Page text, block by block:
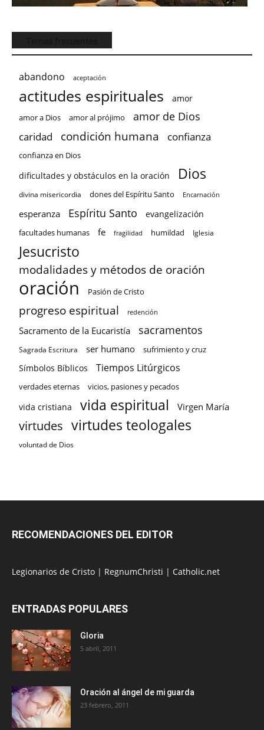
abandono aceptación
actitudes espirituales amor
amor a Dios amor al prójimo amor de Dios
caridad condición humana confianza
confianza en Dios
dificultades y obstáculos en la oración Dios
divina misericordia dones del Espíritu Santo Encarnación
esperanza Espíritu Santo evangelización
facultades humanas fe fragilidad humildad Iglesia
Jesucristo
modalidades y métodos de oración
oración Pasión de Cristo
progreso espiritual redención
Sacramento de la Eucaristía sacramentos
Sagrada Escritura ser humano sufrimiento y cruz
Símbolos Bíblicos Tiempos Litúrgicos
verdades eternas vicios, pasiones y pecados
vida cristiana vida espiritual Virgen María
virtudes virtudes teologales
voluntad de Dios
RECOMENDACIONES DEL EDITOR
Legionarios de Cristo | RegnumChristi | Catholic.net
ENTRADAS POPULARES
Gloria
5 abril, 2011
Oración al ángel de mi guarda
23 febrero, 2011